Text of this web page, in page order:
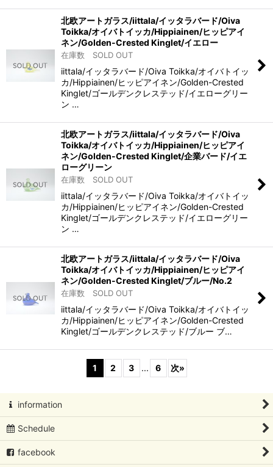
北欧アートガラス/iittala/イッタラバード/Oiva
Toikka/オイバトイッカ/Hippiainen/ヒッピアイ
ネン/Golden-Crested Kinglet/イエロー
在庫数 SOLD OUT
iittala/イッタラバード/Oiva Toikka/オイバトイッ
カ/Hippiainen/ヒッピアイネン/Golden-Crested
Kinglet/ゴールデンクレステッド/イエローグリー
ン …
北欧アートガラス/iittala/イッタラバード/Oiva
Toikka/オイバトイッカ/Hippiainen/ヒッピアイ
ネン/Golden-Crested Kinglet/企業バード/イエ
ローグリーン
在庫数 SOLD OUT
iittala/イッタラバード/Oiva Toikka/オイバトイッ
カ/Hippiainen/ヒッピアイネン/Golden-Crested
Kinglet/ゴールデンクレステッド/イエローグリー
ン …
北欧アートガラス/iittala/イッタラバード/Oiva
Toikka/オイバトイッカ/Hippiainen/ヒッピアイ
ネン/Golden-Crested Kinglet/ブルー/No.2
在庫数 SOLD OUT
iittala/イッタラバード/Oiva Toikka/オイバトイッ
カ/Hippiainen/ヒッピアイネン/Golden-Crested
Kinglet/ゴールデンクレステッド/ブルー ブ…
1 2 3 ... 6 次»
information
Schedule
facebook